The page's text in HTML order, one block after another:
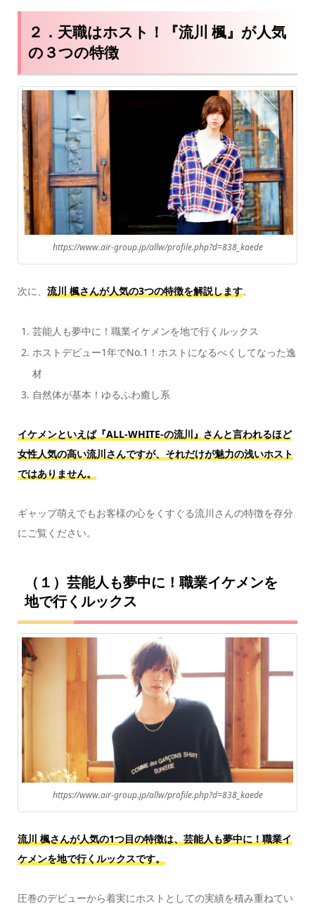
２．天職はホスト！『流川 楓』が人気
の３つの特徴
https://www.air-group.jp/allw/profile.php?d=838_kaede
次に、 流川 楓さんが人気の3つの特徴を解説します。
芸能人も夢中に！職業イケメンを地で行くルックス
ホストデビュー1年でNo.1！ホストになるべくしてなった逸
材
自然体が基本！ゆるふわ癒し系
イケメンといえば『ALL-WHITE-の流川』さんと言われるほど
女性人気の高い流川さんですが、それだけが魅力の浅いホスト
ではありません。
ギャップ萌えでもお客様の心をくすぐる流川さんの特徴を存分
にご覧ください。
（１）芸能人も夢中に！職業イケメンを
地で行くルックス
https://www.air-group.jp/allw/profile.php?d=838_kaede
流川 楓さんが人気の1つ目の特徴は、芸能人も夢中に！職業イ
ケメンを地で行くルックスです。
圧巻のデビューから着実にホストとしての実績を積み重ねてい